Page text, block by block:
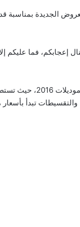
تقدم العروض الجديدة
مريحة، ترضيكم وتنال إعجابكم،
: عروض هيوندي بمناسبة شهر رمضان